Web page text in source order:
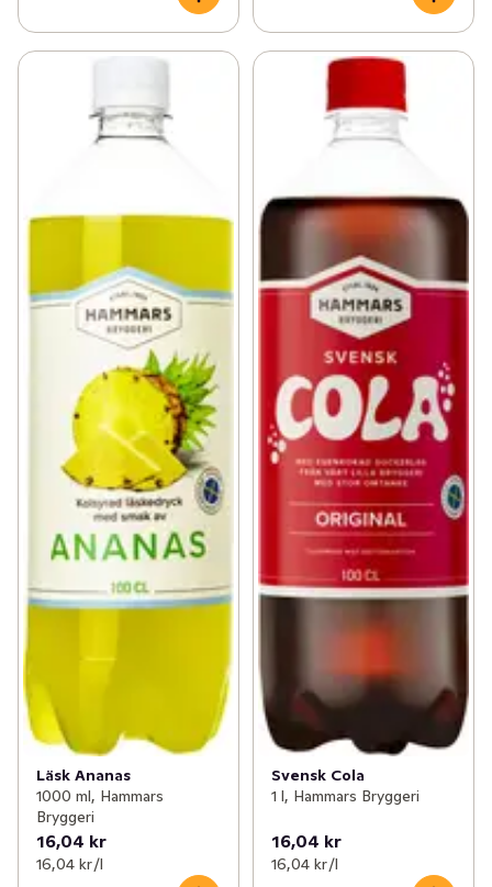
Läsk Ananas
1000 ml, Hammars
Bryggeri
16,04 kr
16,04 kr /l
Svensk Cola
1 l, Hammars Bryggeri
16,04 kr
16,04 kr /l